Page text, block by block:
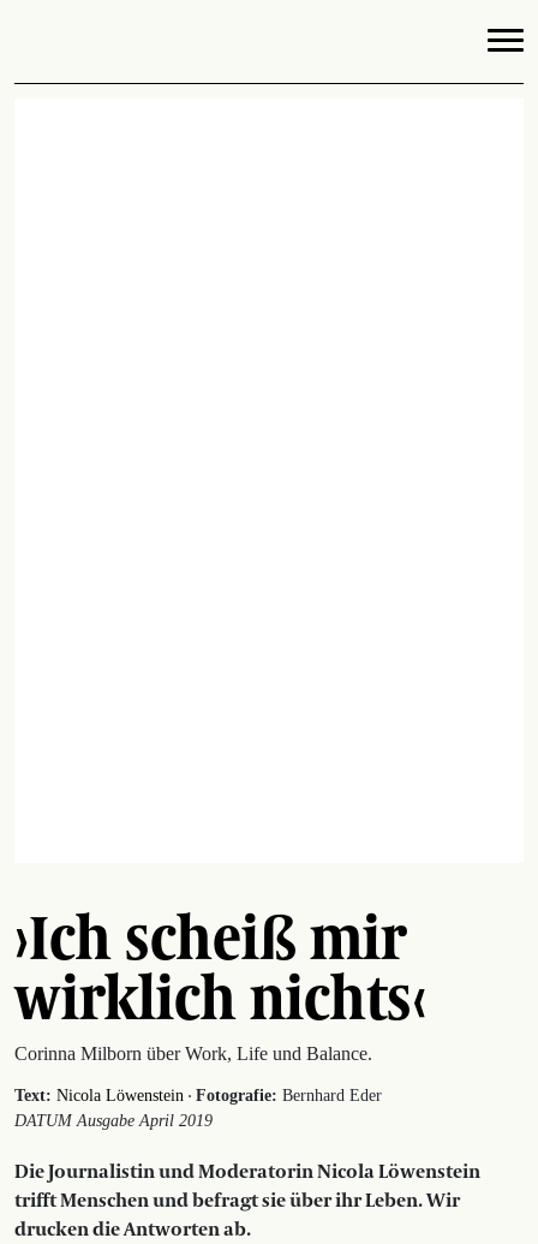
›Ich scheiß mir
wirklich nichts‹
Corinna Milborn über Work, Life und Balance.
Text: Nicola Löwenstein · Fotografie: Bernhard Eder
DATUM Ausgabe April 2019
Die Journalistin und ModeratorinNicola Löwenstein
trifft Menschen und befragt sie über ihr Leben. Wir
drucken die Antworten ab.